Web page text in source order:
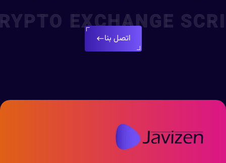
اتصل بنا
EXCHANGE